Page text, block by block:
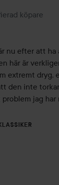
köpare
nu efter att ha
här är
extremt dryg,
den inte
jag har